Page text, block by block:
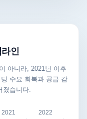
인
아니라, 2021년 이후
수요 회복과 공급 감
졌습니다.
2021 2022